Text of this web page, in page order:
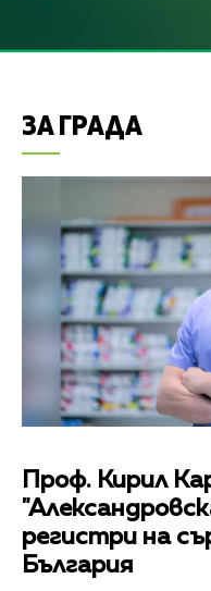
ЗА ГРАДА
Проф. Кирил
регистри на
България